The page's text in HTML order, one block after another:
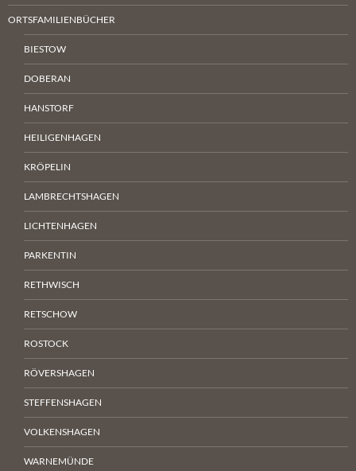
ORTSFAMILIENBÜCHER
BIESTOW
DOBERAN
HANSTORF
HEILIGENHAGEN
KRÖPELIN
LAMBRECHTSHAGEN
LICHTENHAGEN
PARKENTIN
RETHWISCH
RETSCHOW
ROSTOCK
RÖVERSHAGEN
STEFFENSHAGEN
VOLKENSHAGEN
WARNEMÜNDE